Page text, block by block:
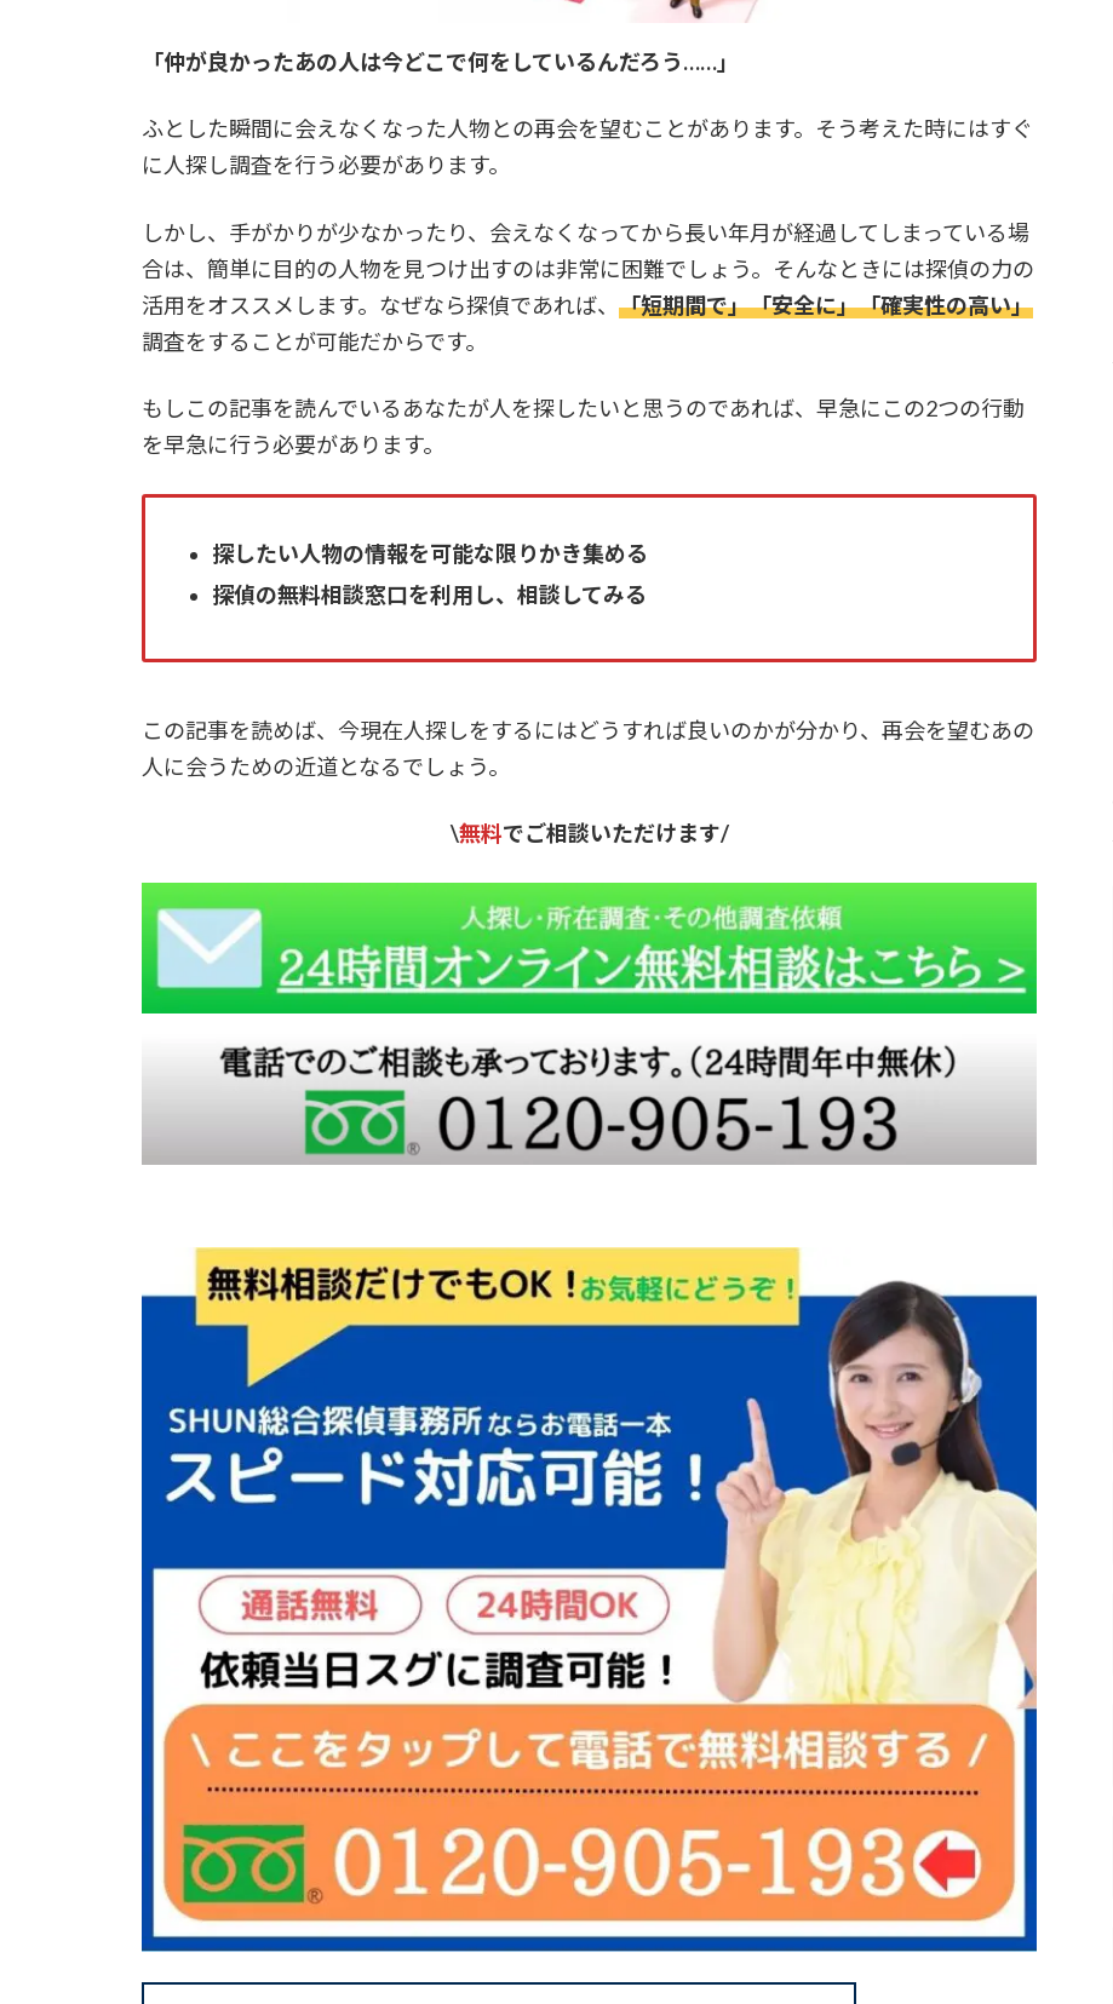
「仲が良かったあの人は今どこで何をしているんだろう……」
ふとした瞬間に会えなくなった人物との再会を望むことがあります。そう考えた時にはすぐ
に人探し調査を行う必要があります。
しかし、手がかりが少なかったり、会えなくなってから長い年月が経過してしまっている場
合は、簡単に目的の人物を見つけ出すのは非常に困難でしょう。そんなときには探偵の力の
活用をオススメします。 なぜなら探偵であれば、 「短期間で」「安全に」「確実性の高い」
調査をすることが可能だからです。
もしこの記事を読んでいるあなたが人を探したいと思うのであれば、早急にこの2つの行動
を早急に行う必要があります。
探したい人物の情報を可能な限りかき集める
探偵の無料相談窓口を利用し、相談してみる
この記事を読めば、今現在人探しをするにはどうすれば良いのかが分かり、再会を望むあの
人に会うための近道となるでしょう。
\無料でご相談いただけます/